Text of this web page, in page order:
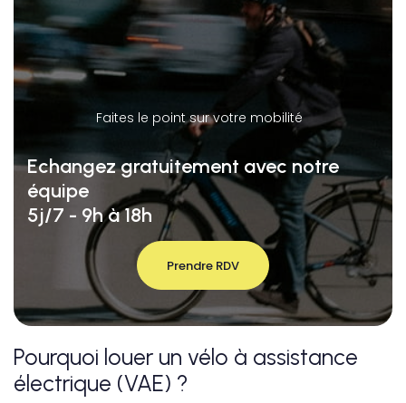
Faites le point sur votre mobilité
Echangez gratuitement avec notre
équipe
5j/7 - 9h à 18h
Prendre RDV
Pourquoi louer un vélo à assistance
électrique (VAE) ?